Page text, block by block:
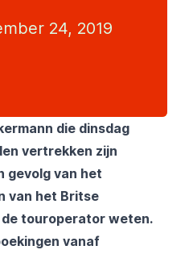
24, 2019
die dinsdag
vertrekken zijn
gevolg van het
van het Britse
touroperator weten.
vanaf